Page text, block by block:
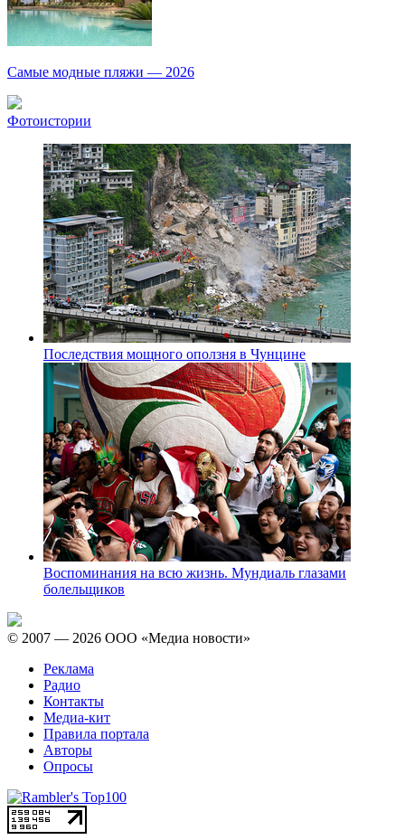
Самые модные пляжи — 2026
Фотоистории
Последствия мощного оползня в Чунцине
Воспоминания на всю жизнь. Мундиаль глазами
болельщиков
© 2007 — 2026 ООО «Медиа новости»
Реклама
Радио
Контакты
Медиа-кит
Правила портала
Авторы
Опросы